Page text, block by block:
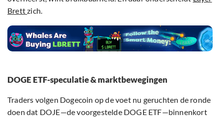
Brettzich.
DOGE ETF-speculatie & marktbewegingen
Traders volgen Dogecoin op de voet nu geruchten de ronde
doen dat DOJE—de voorgestelde DOGE ETF—binnenkort